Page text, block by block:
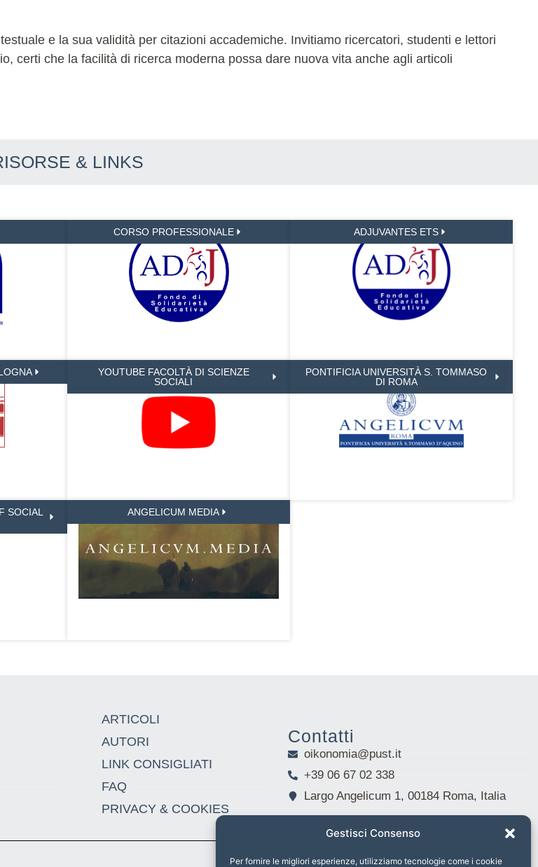
Gestisci Consenso
Per fornire le migliori esperienze, utilizziamo tecnologie come i cookie
e la sua validità per citazioni accademiche. Invitiamo ricercatori, studenti e lettori
certi che la facilità di ricerca moderna possa dare nuova vita anche agli articoli
& LINKS
CORSO PROFESSIONALE ADJUVANTES ETS
YOUTUBE FACOLTÀ DI SCIENZE
SOCIALI
PONTIFICIA UNIVERSITÀ S. TOMMASO
DI ROMA
SOCIAL
ANGELICUM MEDIA
ARTICOLI
AUTORI
LINK CONSIGLIATI
FAQ
PRIVACY & COOKIES
Contatti
oikonomia@pust.it
+39 06 67 02 338
Largo Angelicum 1, 00184 Roma, Italia